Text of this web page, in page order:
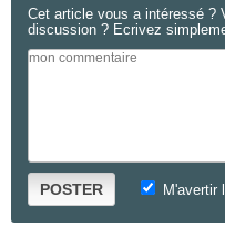
Cet article vous a intéressé ?
discussion ? Ecrivez
POSTER M'avertir